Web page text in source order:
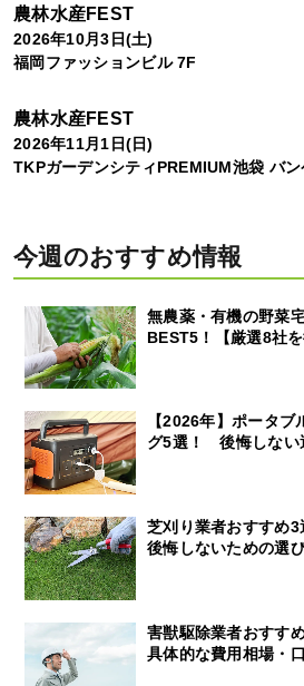
農林水産FEST
2026年10月3日(土)
福岡ファッションビル 7F
農林水産FEST
2026年11月1日(日)
TKPガーデンシティPREMIUM池袋 バ
今週のおすすめ情報
無農薬・有機の野菜
BEST5！【厳選8社を
【2026年】ポータ
グ5選！ 後悔しない
芝刈り業者おすすめ
後悔しないための選
害獣駆除業者おすす
具体的な費用相場・